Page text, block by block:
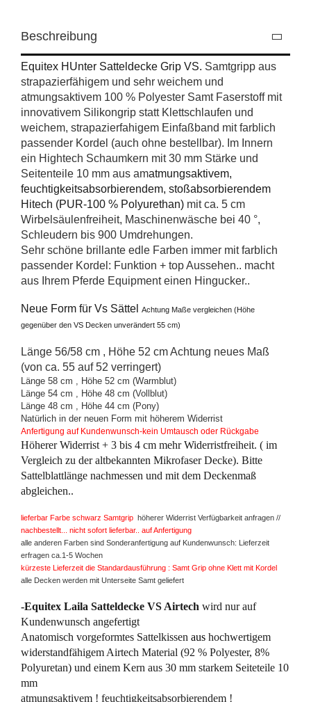
Beschreibung
Equitex HUnter Satteldecke Grip VS. Samtgripp aus
strapazierfähigem und sehr weichem und
atmungsaktivem 100 % Polyester Samt Faserstoff mit
innovativem Silikongrip statt Klettschlaufen und
weichem, strapazierfahigem Einfaßband mit farblich
passender Kordel (auch ohne bestellbar). Im Innern
ein Hightech Schaumkern mit 30 mm Stärke und
Seitenteile 10 mm aus amatmungsaktivem,
feuchtigkeitsabsorbierendem, stoßabsorbierendem
Hitech (PUR-100 % Polyurethan) mit ca. 5 cm
Wirbelsäulenfreiheit, Maschinenwäsche bei 40 °,
Schleudern bis 900 Umdrehungen.
Sehr schöne brillante edle Farben immer mit farblich
passender Kordel: Funktion + top Aussehen.. macht
aus Ihrem Pferde Equipment einen Hingucker..
Neue Form für Vs Sättel
Achtung Maße vergleichen (Höhe
gegenüber den VS Decken unverändert 55 cm)
Länge 56/58 cm , Höhe 52 cm Achtung neues Maß
(von ca. 55 auf 52 verringert)
Länge 58 cm , Höhe 52 cm (Warmblut)
Länge 54 cm , Höhe 48 cm (Vollblut)
Länge 48 cm , Höhe 44 cm (Pony)
Natürlich in der neuen Form mit höherem Widerrist
Anfertigung auf Kundenwunsch-kein Umtausch oder Rückgabe
Höherer Widerrist + 3 bis 4 cm mehr Widerristfreiheit. ( im
Vergleich zu der altbekannten Mikrofaser Decke). Bitte
Sattelblattlänge nachmessen und mit dem Deckenmaß
abgleichen..
lieferbar Farbe schwarz Samtgrip höherer Widerrist Verfügbarkeit anfragen //
nachbestellt... nicht sofort lieferbar.. auf Anfertigung
alle anderen Farben sind Sonderanfertigung auf Kundenwunsch: Lieferzeit
erfragen ca.1-5 Wochen
kürzeste Lieferzeit die Standardausführung : Samt Grip ohne Klett mit Kordel
alle Decken werden mit Unterseite Samt geliefert
-Equitex Laila Satteldecke VS Airtech wird nur auf
Kundenwunsch angefertigt
Anatomisch vorgeformtes Sattelkissen aus hochwertigem
widerstandfähigem Airtech Material (92 % Polyester, 8%
Polyuretan) und einem Kern aus 30 mm starkem Seiteteile 10
mm
atmungsaktivem ! feuchtigkeitsabsorbierendem !